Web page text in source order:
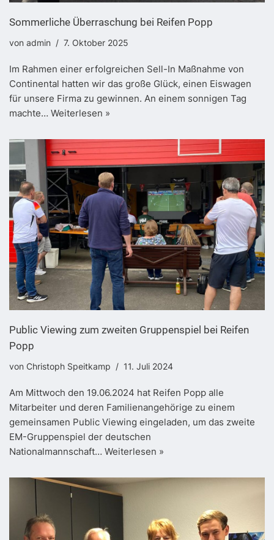
Sommerliche Überraschung bei Reifen Popp
von admin 7. Oktober 2025
Im Rahmen einer erfolgreichen Sell-In Maßnahme von
Continental hatten wir das große Glück, einen Eiswagen
für unsere Firma zu gewinnen. An einem sonnigen Tag
machte… Weiterlesen »
Public Viewing zum zweiten Gruppenspiel bei Reifen
Popp
von Christoph Speitkamp 11. Juli 2024
Am Mittwoch den 19.06.2024 hat Reifen Popp alle
Mitarbeiter und deren Familienangehörige zu einem
gemeinsamen Public Viewing eingeladen, um das zweite
EM-Gruppenspiel der deutschen
Nationalmannschaft… Weiterlesen »